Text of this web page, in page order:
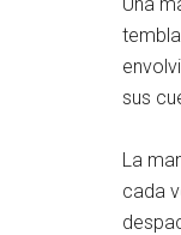
sus
La
cada